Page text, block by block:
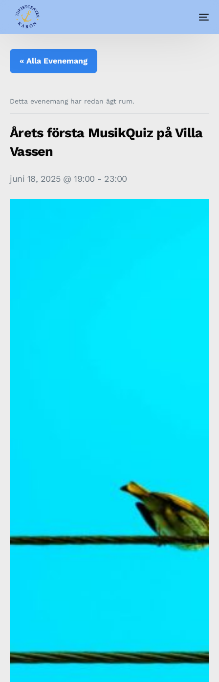
« Alla Evenemang
Detta evenemang har redan ägt rum.
Årets första MusikQuiz på Villa
Vassen
juni 18, 2025 @ 19:00 - 23:00